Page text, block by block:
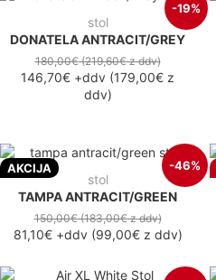
-19%
stol
DONATELA ANTRACIT/GREY
180,00€(219,60€z ddv)
146,70€ +ddv (179,00€ z
ddv)
AKCIJA -46%
stol
TAMPA ANTRACIT/GREEN
150,00€(183,00€z ddv)
81,10€+ddv(99,00€z ddv)